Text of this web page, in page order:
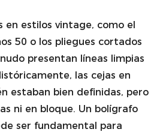
en estilos vintage, como el
50 o los pliegues cortados
presentan líneas limpias
las cejas en
estaban bien definidas, pero
ni en bloque. Un bolígrafo
ser fundamental para